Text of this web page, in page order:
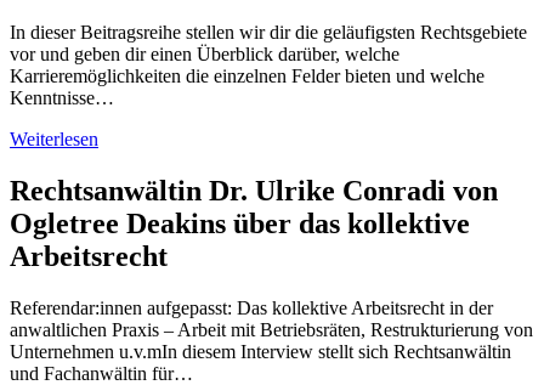
In dieser Beitragsreihe stellen wir dir die geläufigsten Rechtsgebiete
vor und geben dir einen Überblick darüber, welche
Karrieremöglichkeiten die einzelnen Felder bieten und welche
Kenntnisse…
Weiterlesen
Rechtsanwältin Dr. Ulrike Conradi von
Ogletree Deakins über das kollektive
Arbeitsrecht
Referendar:innen aufgepasst: Das kollektive Arbeitsrecht in der
anwaltlichen Praxis – Arbeit mit Betriebsräten, Restrukturierung von
Unternehmen u.v.mIn diesem Interview stellt sich Rechtsanwältin
und Fachanwältin für…